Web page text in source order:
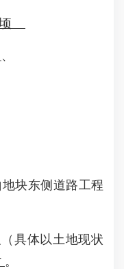
顷
、
块东侧道路工程
具体以土地现状
。